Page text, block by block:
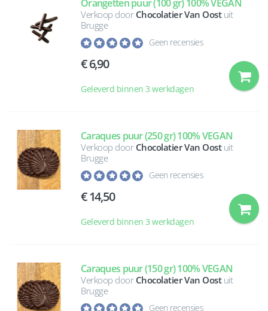
Orangetten puur (100 gr) 100% VEGAN
Verkoop door Chocolatier Van Oostuit
Brugge
Geen recensies
6,90
Geleverd binnen 3 werkdagen
Caraques puur (250 gr) 100% VEGAN
Verkoop door Chocolatier Van Oostuit
Brugge
Geen recensies
14,50
Geleverd binnen 3 werkdagen
Caraques puur (150 gr) 100% VEGAN
Verkoop door Chocolatier Van Oostuit
Brugge
Geen recensies